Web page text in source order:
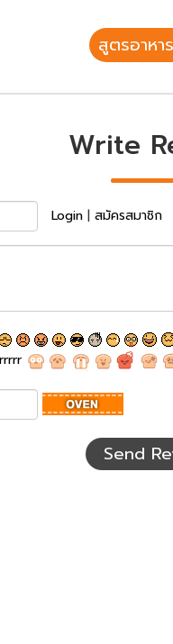
สูตรอาหา
Write
Login | สมัครสมาชิก
Send